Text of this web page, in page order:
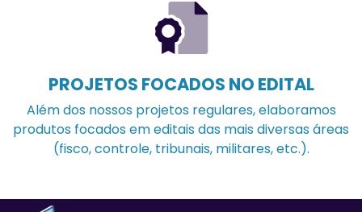
PROJETOS FOCADOS NO EDITAL
Além dos nossos projetos regulares, elaboramos
produtos focados em editais das mais diversas áreas
(fisco, controle, tribunais, militares, etc.).